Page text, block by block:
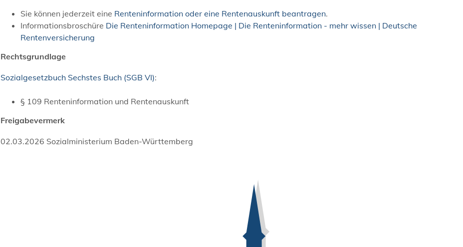
Sie können jederzeit eine Renteninformation oder eine Rentenauskunft beantragen.
Informationsbroschüre Die Renteninformation Homepage | Die Renteninformation - mehr wissen | Deutsche
Rentenversicherung
Rechtsgrundlage
Sozialgesetzbuch Sechstes Buch (SGB VI):
§ 109 Renteninformation und Rentenauskunft
Freigabevermerk
02.03.2026 Sozialministerium Baden-Württemberg